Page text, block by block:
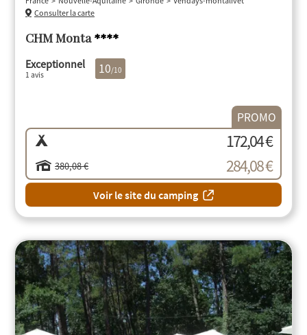
CHM Monta****
Consulter la carte
Exceptionnel
1 avis 10/10
PROMO
172,04 €
380,08 € 284,08 €
Voir le site du camping